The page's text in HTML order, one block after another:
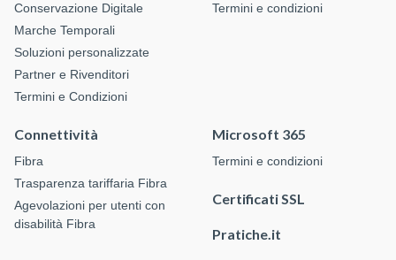
Conservazione Digitale
Marche Temporali
Soluzioni personalizzate
Partner e Rivenditori
Termini e Condizioni
Termini e condizioni
Connettività
Fibra
Trasparenza tariffaria Fibra
Agevolazioni per utenti con
disabilità Fibra
Microsoft 365
Termini e condizioni
Certificati SSL
Pratiche.it